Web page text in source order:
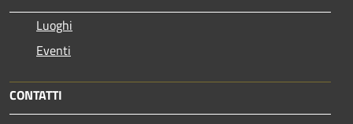
Luoghi
Eventi
CONTATTI